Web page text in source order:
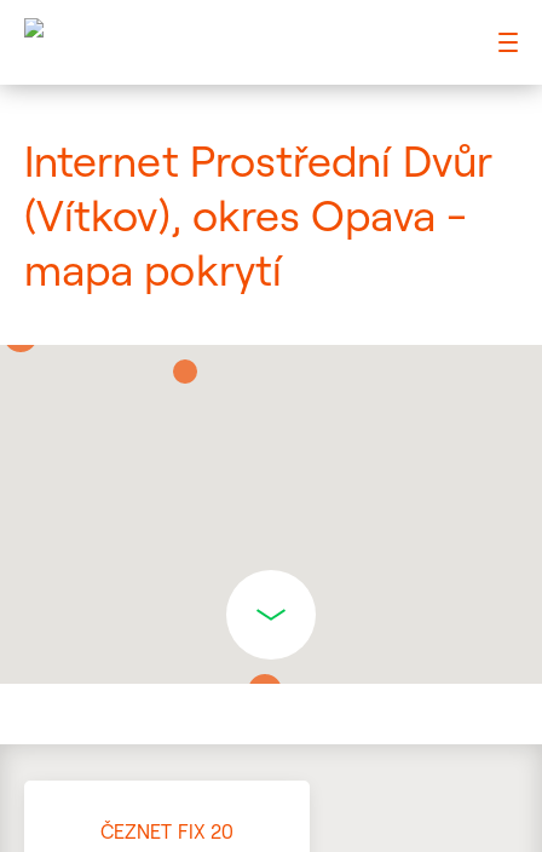
Internet Prostřední Dvůr
(Vítkov), okres Opava -
mapa pokrytí
ČEZNET FIX 20
: Mapa pokrytí město